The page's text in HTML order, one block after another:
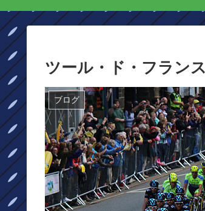
ツール・ド・フラン
ブログ